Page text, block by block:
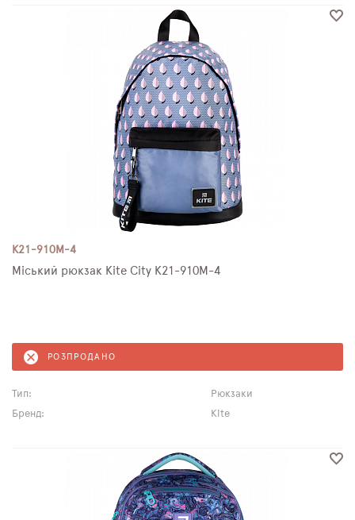
K21-910M-4
Міський рюкзак Kite City K21-910M-4
РОЗПРОДАНО
Тип:
Рюкзаки
Бренд:
Kite